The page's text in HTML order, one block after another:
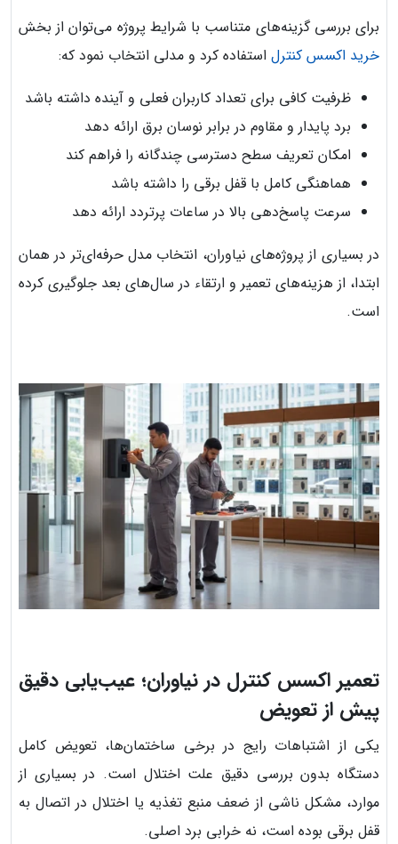
برای بررسی گزینه‌های متناسب با شرایط پروژه می‌توان از بخش
خرید اکسس کنترل استفاده کرد و مدلی انتخاب نمود که:
ظرفیت کافی برای تعداد کاربران فعلی و آینده داشته باشد
برد پایدار و مقاوم در برابر نوسان برق ارائه دهد
امکان تعریف سطح دسترسی چندگانه را فراهم کند
هماهنگی کامل با قفل برقی را داشته باشد
سرعت پاسخ‌دهی بالا در ساعات پرتردد ارائه دهد
در بسیاری از پروژه‌های نیاوران، انتخاب مدل حرفه‌ای‌تر در همان
ابتدا، از هزینه‌های تعمیر و ارتقاء در سال‌های بعد جلوگیری کرده
است.
تعمیر اکسس کنترل در نیاوران؛ عیب‌یابی دقیق
پیش از تعویض
یکی از اشتباهات رایج در برخی ساختمان‌ها، تعویض کامل
دستگاه بدون بررسی دقیق علت اختلال است. در بسیاری از
موارد، مشکل ناشی از ضعف منبع تغذیه یا اختلال در اتصال به
قفل برقی بوده است، نه خرابی برد اصلی.